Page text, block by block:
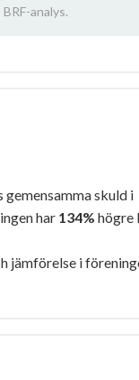
analys.
gemensamma skuld i
har 134% högre
jämförelse i